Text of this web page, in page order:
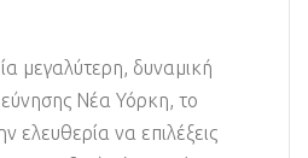
μεγαλύτερη, δυναμική
Νέα Υόρκη, το
ελευθερία να επιλέξεις